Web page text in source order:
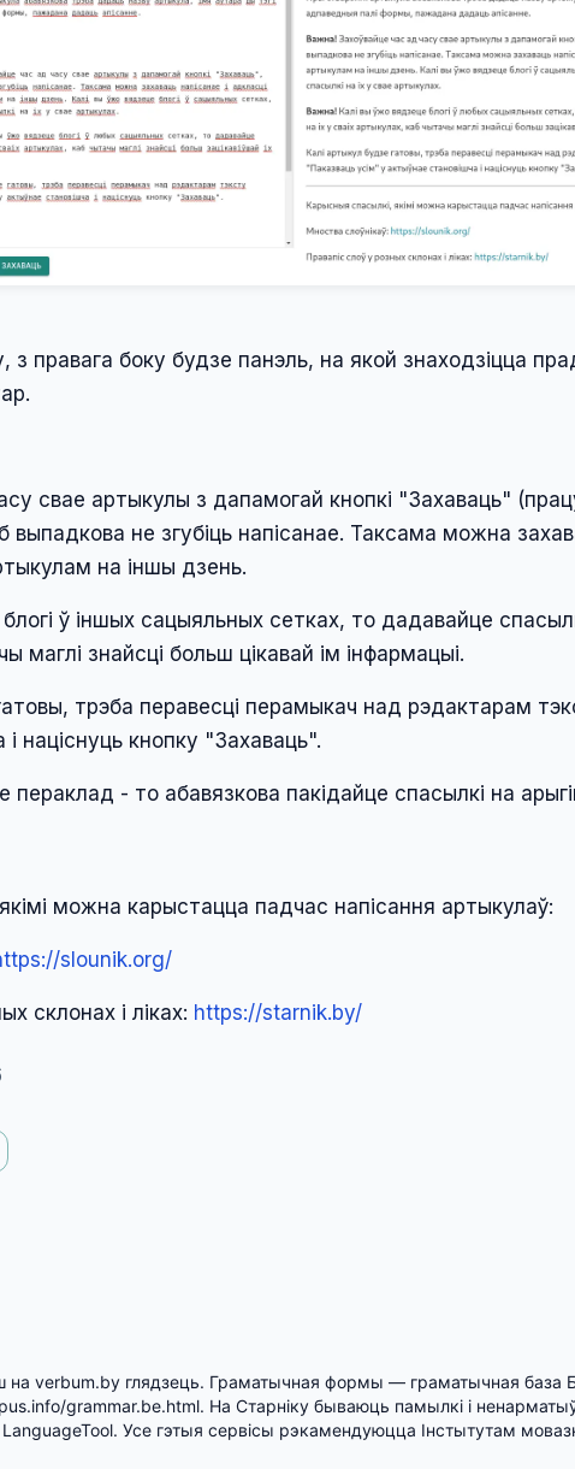
правага боку будзе панэль, на якой знаходзіцца
свае артыкулы з дапамогай кнопкі "Захаваць"
выпадкова не згубіць напісанае. Таксама можна
на іншы дзень.
ў іншых сацыяльных сетках, то дадавайце
маглі знайсці больш цікавай ім інфармацыі.
трэба перавесці перамыкач над рэдактарам
націснуць кнопку "Захаваць".
пераклад - то абавязкова пакідайце спасылкі на
можна карыстацца падчас напісання артыкулаў:
slounik.org/
склонах і ліках: https://starnik.by/
на verbum.by глядзець. Граматычная формы — граматычная база
grammar.be.html. На Старніку бываюць памылкі і
Усе гэтыя сервісы рэкамендуюцца Інстытутам